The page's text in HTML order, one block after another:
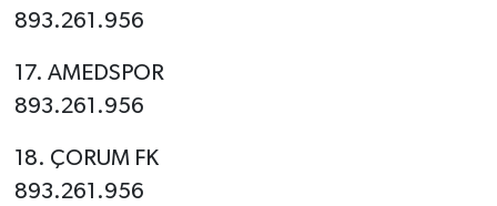
893.261.956
17. AMEDSPOR
893.261.956
18. ÇORUM FK
893.261.956